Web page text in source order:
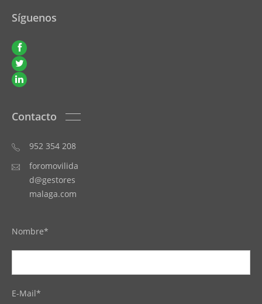
Síguenos
Contacto
952 354 208
foromovilida
d@gestores
malaga.com
Nombre*
E-Mail*